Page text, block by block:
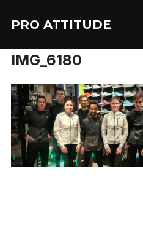
PRO ATTITUDE
IMG_6180